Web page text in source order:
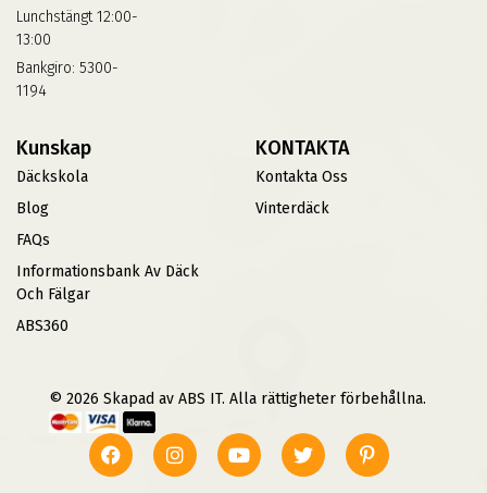
Lunchstängt 12:00-
13:00
Bankgiro: 5300-
1194
Kunskap
Däckskola
Blog
FAQs
Informationsbank Av Däck
Och Fälgar
ABS360
KONTAKTA
Kontakta Oss
Vinterdäck
© 2026 Skapad av ABS IT. Alla rättigheter förbehållna.